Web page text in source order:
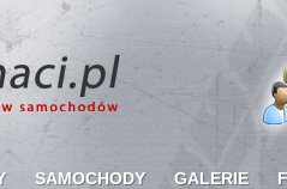
SAMOCHODY GALERIE